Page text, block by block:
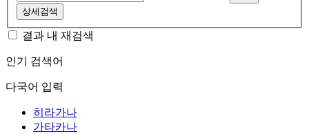
상세검색
결과 내 재검색
인기 검색어
다국어 입력
히라가나
가타카나